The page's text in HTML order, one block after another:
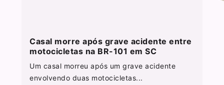
Casal morre após grave acidente entre
motocicletas na BR-101 em SC
Um casal morreu após um grave acidente
envolvendo duas motocicletas...